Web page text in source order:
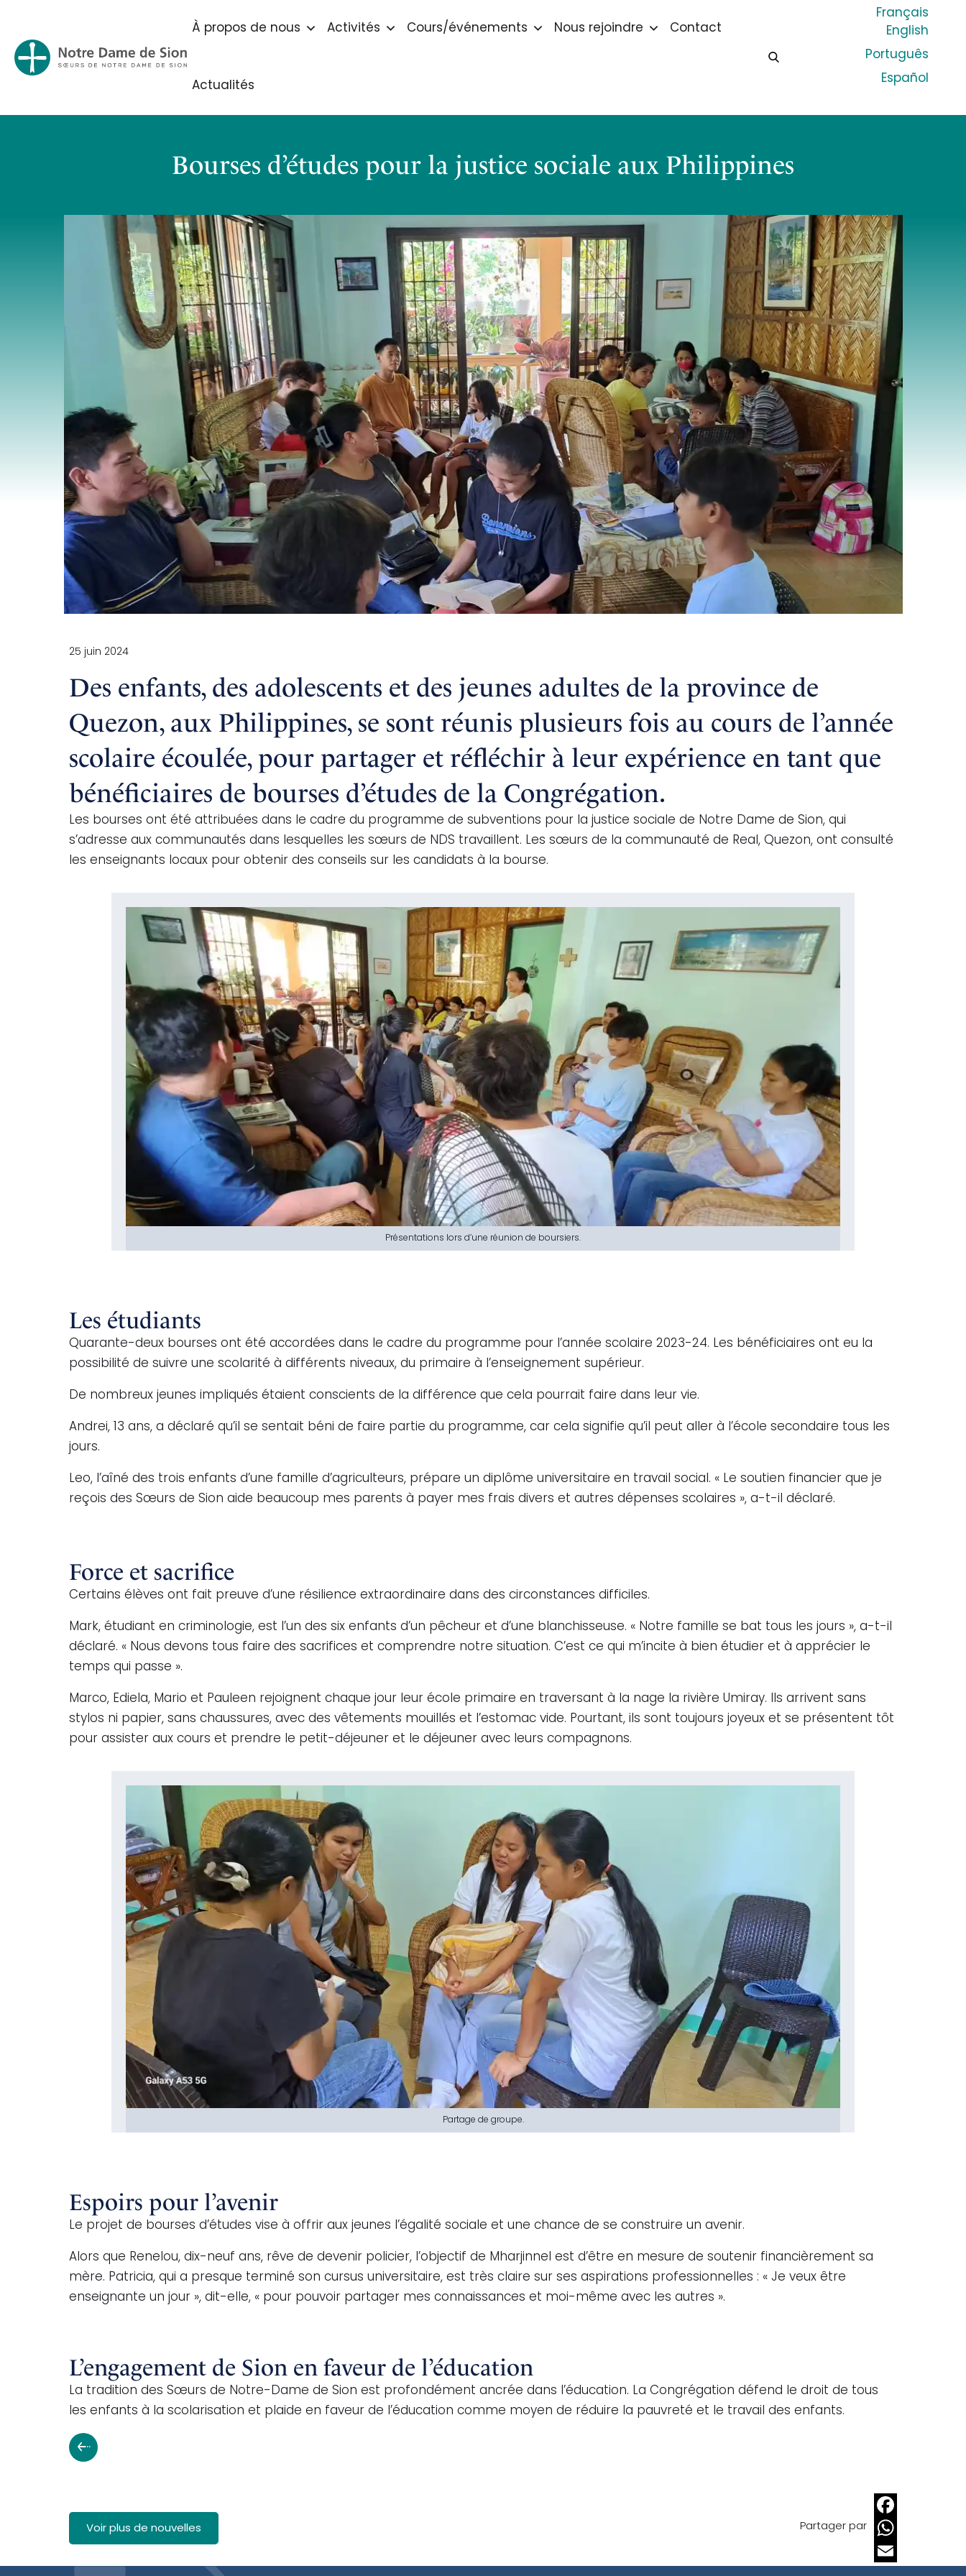
À propos de nous Activités Cours/événements Nous rejoindre Contact
Actualités
Français
English
Português
Español
Bourses d’études pour la justice sociale aux Philippines
25 juin 2024
Des enfants, des adolescents et des jeunes adultes de la province de
Quezon, aux Philippines, se sont réunis plusieurs fois au cours de l’année
scolaire écoulée, pour partager et réfléchir à leur expérience en tant que
bénéficiaires de bourses d’études de la Congrégation.
Les bourses ont été attribuées dans le cadre du programme de subventions pour la justice sociale de Notre Dame de Sion, qui
s’adresse aux communautés dans lesquelles les sœurs de NDS travaillent. Les sœurs de la communauté de Real, Quezon, ont consulté
les enseignants locaux pour obtenir des conseils sur les candidats à la bourse.
Présentations lors d’une réunion de boursiers.
Les étudiants
Quarante-deux bourses ont été accordées dans le cadre du programme pour l’année scolaire 2023-24. Les bénéficiaires ont eu la
possibilité de suivre une scolarité à différents niveaux, du primaire à l’enseignement supérieur.
De nombreux jeunes impliqués étaient conscients de la différence que cela pourrait faire dans leur vie.
Andrei, 13 ans, a déclaré qu’il se sentait béni de faire partie du programme, car cela signifie qu’il peut aller à l’école secondaire tous les
jours.
Leo, l’aîné des trois enfants d’une famille d’agriculteurs, prépare un diplôme universitaire en travail social. « Le soutien financier que je
reçois des Sœurs de Sion aide beaucoup mes parents à payer mes frais divers et autres dépenses scolaires », a-t-il déclaré.
Force et sacrifice
Certains élèves ont fait preuve d’une résilience extraordinaire dans des circonstances difficiles.
Mark, étudiant en criminologie, est l’un des six enfants d’un pêcheur et d’une blanchisseuse. « Notre famille se bat tous les jours », a-t-il
déclaré. « Nous devons tous faire des sacrifices et comprendre notre situation. C’est ce qui m’incite à bien étudier et à apprécier le
temps qui passe ».
Marco, Ediela, Mario et Pauleen rejoignent chaque jour leur école primaire en traversant à la nage la rivière Umiray. Ils arrivent sans
stylos ni papier, sans chaussures, avec des vêtements mouillés et l’estomac vide. Pourtant, ils sont toujours joyeux et se présentent tôt
pour assister aux cours et prendre le petit-déjeuner et le déjeuner avec leurs compagnons.
Partage de groupe.
Espoirs pour l’avenir
Le projet de bourses d’études vise à offrir aux jeunes l’égalité sociale et une chance de se construire un avenir.
Alors que Renelou, dix-neuf ans, rêve de devenir policier, l’objectif de Mharjinnel est d’être en mesure de soutenir financièrement sa
mère. Patricia, qui a presque terminé son cursus universitaire, est très claire sur ses aspirations professionnelles : « Je veux être
enseignante un jour », dit-elle, « pour pouvoir partager mes connaissances et moi-même avec les autres ».
L’engagement de Sion en faveur de l’éducation
La tradition des Sœurs de Notre-Dame de Sion est profondément ancrée dans l’éducation. La Congrégation défend le droit de tous
les enfants à la scolarisation et plaide en faveur de l’éducation comme moyen de réduire la pauvreté et le travail des enfants.
Voir plus de nouvelles Partager par
Facebook
WhatsApp